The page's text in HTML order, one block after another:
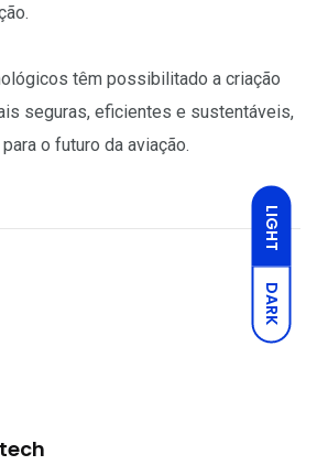
LIGHT
DARK
têm possibilitado a criação
seguras, eficientes e sustentáveis,
o futuro da aviação.